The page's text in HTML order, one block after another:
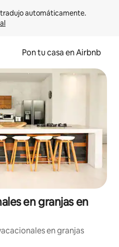
Pon tu casa en Airbnb
en granjas en
en granjas